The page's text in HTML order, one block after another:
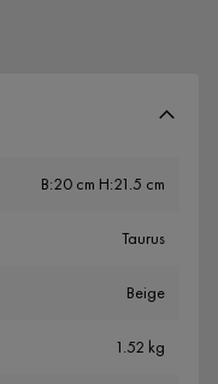
B:20 cm H:21.5 cm
Taurus
Beige
1.52 kg